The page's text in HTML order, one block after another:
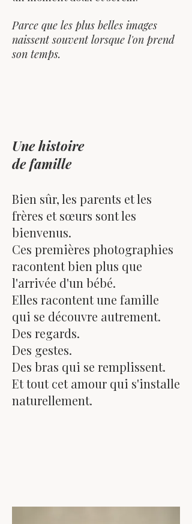
Parce que les plus belles images
naissent souvent lorsque l'on prend
son temps.
Une histoire
de famille
Bien sûr, les parents et les
frères et sœurs sont les
bienvenus.
Ces premières photographies
racontent bien plus que
l'arrivée d'un bébé.
Elles racontent une famille
qui se découvre autrement.
Des regards.
Des gestes.
Des bras qui se remplissent.
Et tout cet amour qui s'installe
naturellement.